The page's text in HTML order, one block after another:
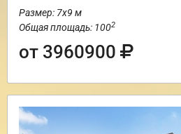
Размер: 7х9 м
Общая площадь: 1002
от 3960900